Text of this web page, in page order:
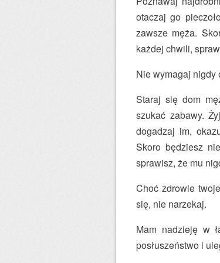
otaczaj go
zawsze męża.
każdej chwili,
Nie wymagaj nigdy
Staraj się dom
szukać zabawy.
dogadzaj im,
Skoro będziesz
sprawisz, że mu
Choć zdrowie
się, nie narzekaj.
Mam nadzieję w
posłuszeństwo i